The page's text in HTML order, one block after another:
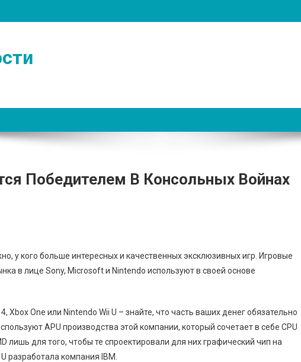
Победителем В Консольных Войнах
у кого больше интересных и качественных эксклюзивных игр. Игровые
в лице Sony, Microsoft и Nintendo используют в своей основе
Xbox One или Nintendo Wii U – знайте, что часть ваших денег обязательно
APU производства этой компании, который сочетает в себе CPU
лишь для того, чтобы те спроектировали для них графический чип на
разработала компания IBM.